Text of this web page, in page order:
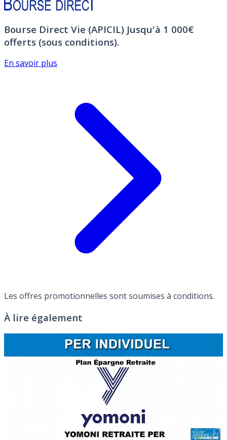
Bourse Direct Vie (APICIL) Jusqu'à 1 000€
offerts (sous conditions).
En savoir plus
Les offres promotionnelles sont soumises à conditions.
À lire également